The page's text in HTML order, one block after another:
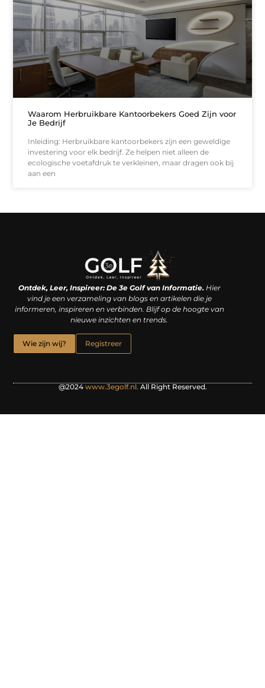
Waarom Herbruikbare Kantoorbekers Goed Zijn voor
Je Bedrijf
Inleiding: Herbruikbare kantoorbekers zijn een geweldige
investering voor elk bedrijf. Ze helpen niet alleen de
ecologische voetafdruk te verkleinen, maar dragen ook bij
aan een
Ontdek, Leer, Inspireer: De 3e Golf van Informatie.Hier
vind je een verzameling van blogs en artikelen die je
informeren, inspireren en verbinden. Blijf op de hoogte van
nieuwe inzichten en trends.
Wie zijn wij? Registreer
@2024www.3egolf.nl.All Right Reserved.